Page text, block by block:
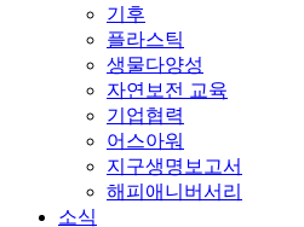
기후
플라스틱
생물다양성
자연보전 교육
기업협력
어스아워
지구생명보고서
해피애니버서리
소식